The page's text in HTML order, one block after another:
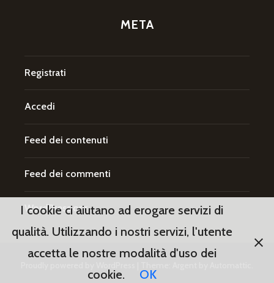
META
Registrati
Accedi
Feed dei contenuti
Feed dei commenti
WordPress.org
I cookie ci aiutano ad erogare servizi di
qualità. Utilizzando i nostri servizi, l'utente
accetta le nostre modalità d'uso dei
cookie.
OK